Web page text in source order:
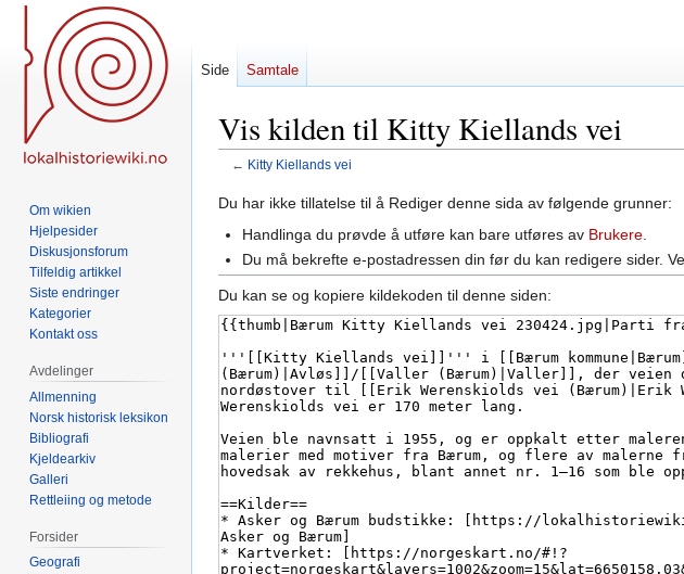
Vis kilden til Kitty Kiellands vei
← Kitty Kiellands vei
Hopp
navigering
Hopp
Du har ikke tillatelse til å Rediger denne sida av følgende grunner:
Handlinga du prøvde å utføre kan bare utføres av Brukere
Du må bekrefte e-postadressen din før du kan redigere sider.
Du kan se og kopiere kildekoden til denne siden:
Side Samtale
Om wikien
Hjelpesider
Diskusjonsforum
Tilfeldig artikkel
Siste endringer
Kategorier
Kontakt oss
Avdelinger
Allmenning
Norsk historisk leksikon
Bibliografi
Kjeldearkiv
Galleri
Rettleiing og metode
Forsider
Geografi